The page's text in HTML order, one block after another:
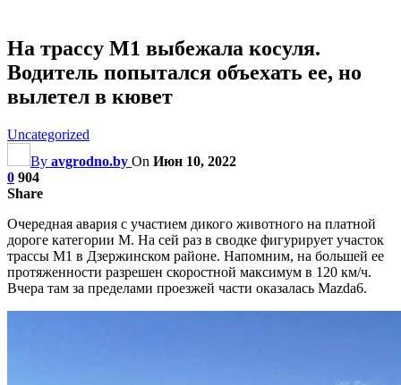
На трассу М1 выбежала косуля.
Водитель попытался объехать ее, но
вылетел в кювет
Uncategorized
By avgrodno.by On Июн 10, 2022
0 904
Share
Очередная авария с участием дикого животного на платной
дороге категории М. На сей раз в сводке фигурирует участок
трассы М1 в Дзержинском районе. Напомним, на большей ее
протяженности разрешен скоростной максимум в 120 км/ч.
Вчера там за пределами проезжей части оказалась Mazda6.